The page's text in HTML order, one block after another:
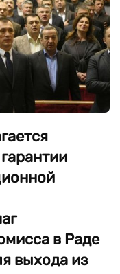
в Раде
выхода из